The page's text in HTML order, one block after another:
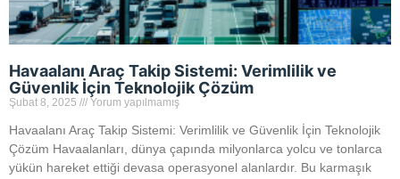
Havaalanı Araç Takip Sistemi: Verimlilik ve
Güvenlik İçin Teknolojik Çözüm
Şubat 8, 2025 Yorum yapılmamış
Havaalanı Araç Takip Sistemi: Verimlilik ve Güvenlik İçin Teknolojik
Çözüm Havaalanları, dünya çapında milyonlarca yolcu ve tonlarca
yükün hareket ettiği devasa operasyonel alanlardır. Bu karmaşık